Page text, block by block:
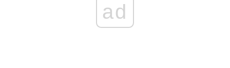
ad